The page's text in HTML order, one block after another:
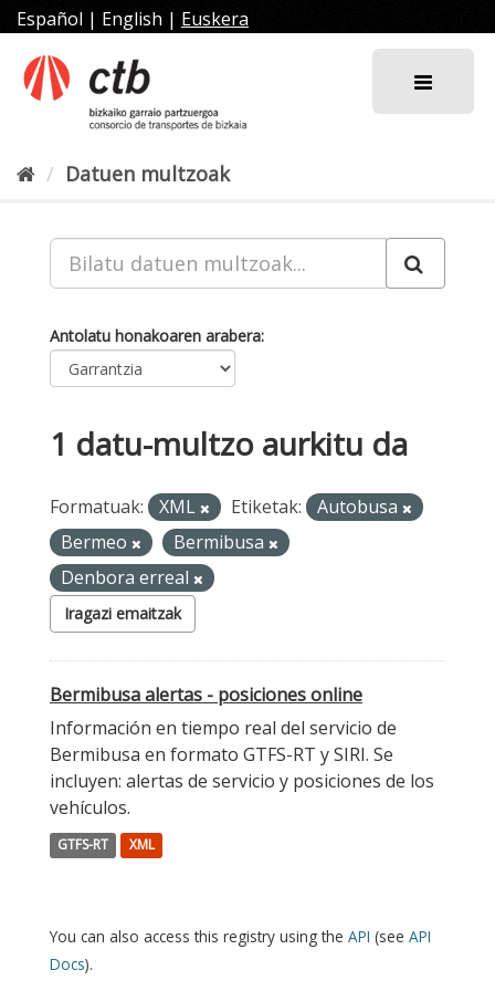
Joan
edukira
Español | English | Euskera
Datuen multzoak
Antolatu honakoaren arabera
1 datu-multzo aurkitu da
Formatuak: XML Etiketak:
Autobusa
Bermeo
Bermibusa
Denbora erreal
Iragazi emaitzak
Bermibusa alertas - posiciones online
Información en tiempo real del servicio de
Bermibusa en formato GTFS-RT y SIRI. Se
incluyen: alertas de servicio y posiciones de los
vehículos.
GTFS-RT XML
You can also access this registry using the API (see API
Docs).